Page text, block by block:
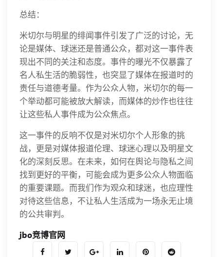
总结：
米切尔与明星的绯闻事件引发了广泛的讨论，无
论是媒体、球迷还是普通公众，都对这一事件表
现出不同的关注和态度。事件的曝光不仅暴露了
名人私生活的脆弱性，也突显了媒体在报道时的
责任与道德考量。作为公众人物，米切尔的每一
个举动都可能被放大解读，而媒体的炒作也往往
让这些私人事件成为公众焦点。
这一事件的反响不仅是对米切尔个人形象的挑
战，更是对媒体报道伦理、球迷心理以及明星文
化的深刻反思。在未来，如何在舆论与隐私之间
找到更好的平衡，可能会成为更多公众人物面临
的重要课题。而我们作为观众和球迷，也应理性
对待这些信息，不让私人生活成为一场永无止境
的公共审判。
jbo竞博官网